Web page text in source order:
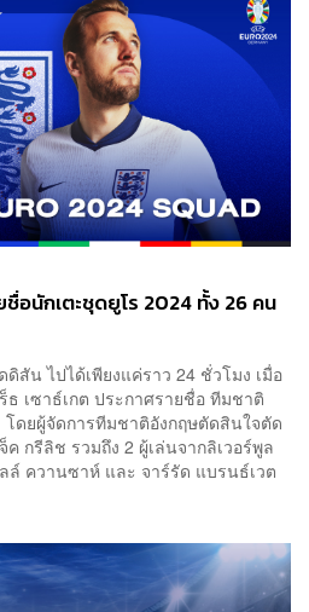
อนักเตะชุดยูโร 2024 ทั้ง 26 คน
สัน ไปได้เพียงแค่ราว 24 ชั่วโมง เมื่อ
เซาธ์เกต ประกาศรายชื่อ ทีมชาติ
ดยผู้จัดการทีมชาติอังกฤษตัดสินใจตัด
กรีลิช รวมถึง 2 ผู้เล่นจากลิเวอร์พูล
ล์ ควานซาห์ และ จาร์รัด แบรนธ์เวต